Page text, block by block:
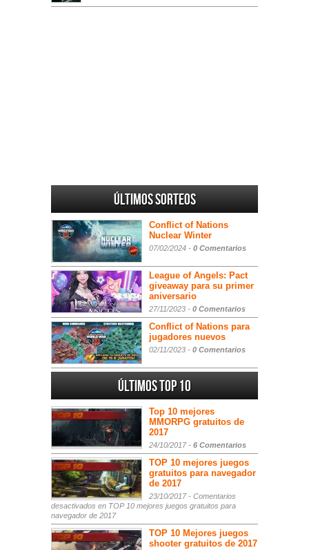
Últimos sorteos
Conflict of Nations
Nuclear Winter
07/02/2024 - 0 Comentarios
League of Angels: Pact
giveaway para su primer
aniversario
27/11/2023 - 0 Comentarios
Conflict of Nations para
jugadores nuevos
02/11/2023 - 0 Comentarios
Últimos Top 10
Top 10 mejores
MMORPG gratuitos de
2017
24/10/2017 - 6 Comentarios
TOP 10 mejores juegos
gratuitos para navegador
de 2017
23/10/2017 - Comentarios
desactivados en TOP 10 mejores juegos gratuitos para
navegador de 2017
TOP 10 Mejores juegos
shooter gratuitos de 2017